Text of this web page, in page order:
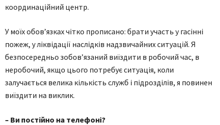
координаційний центр.
У моїх обов’язках чітко прописано: брати участь у гасінні
пожеж, у ліквідації наслідків надзвичайних ситуацій. Я
безпосередньо зобов’язаний виїздити в робочий час, в
неробочий, якщо цього потребує ситуація, коли
залучається велика кількість служб і підрозділів, я повинен
виїздити на виклик.
– Ви постійно на телефоні?